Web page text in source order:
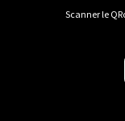
Scanner le